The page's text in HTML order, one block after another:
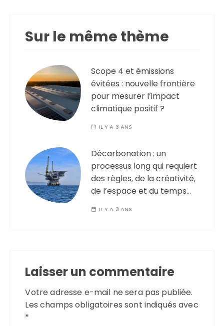
Sur le même thème
Scope 4 et émissions
évitées : nouvelle frontière
pour mesurer l’impact
climatique positif ?
IL Y A 3 ANS
Décarbonation : un
processus long qui requiert
des règles, de la créativité,
de l’espace et du temps…
IL Y A 3 ANS
Laisser un commentaire
Votre adresse e-mail ne sera pas publiée.
Les champs obligatoires sont indiqués avec
*